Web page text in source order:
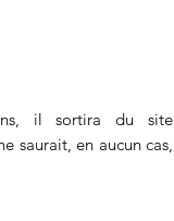
il sortira du site
saurait, en aucun cas,